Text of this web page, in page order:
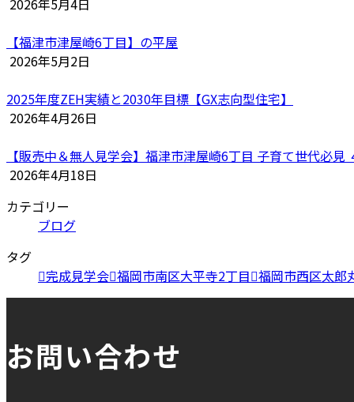
2026年5月4日
【福津市津屋崎6丁目】の平屋
2026年5月2日
2025年度ZEH実績と2030年目標【GX志向型住宅】
2026年4月26日
【販売中＆無人見学会】福津市津屋崎6丁目 子育て世代必
2026年4月18日
カテゴリー
ブログ
タグ
完成見学会 福岡市南区大平寺2丁目 福岡市西区太郎
お問い合わせ